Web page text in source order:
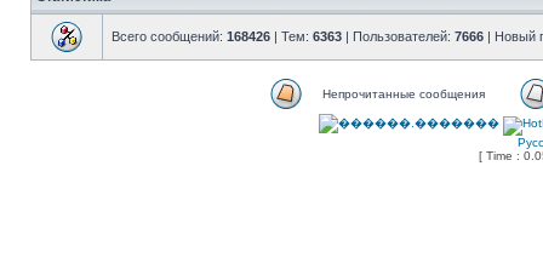
Всего сообщений: 168426 | Тем: 6363 | Пользователей: 7666 | Новый
Непрочитанные сообщения
[ Time :